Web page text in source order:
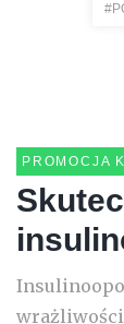
PROMOCJA